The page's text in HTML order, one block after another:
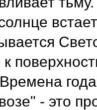
- это